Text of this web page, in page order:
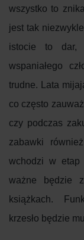
wszystko to
jest tak
istocie to dar,
wspaniałego
trudne. Lata
co często
czy podczas
zabawki
wchodzi w etap
ważne będzie
książkach.
krzesło będzie